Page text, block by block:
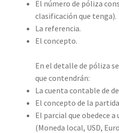
El número de póliza
clasificación que tenga).
La referencia.
El concepto.
En el detalle de póliza
que contendrán:
La cuenta contable de
El concepto de la
El parcial que obedece
(Moneda local, USD,